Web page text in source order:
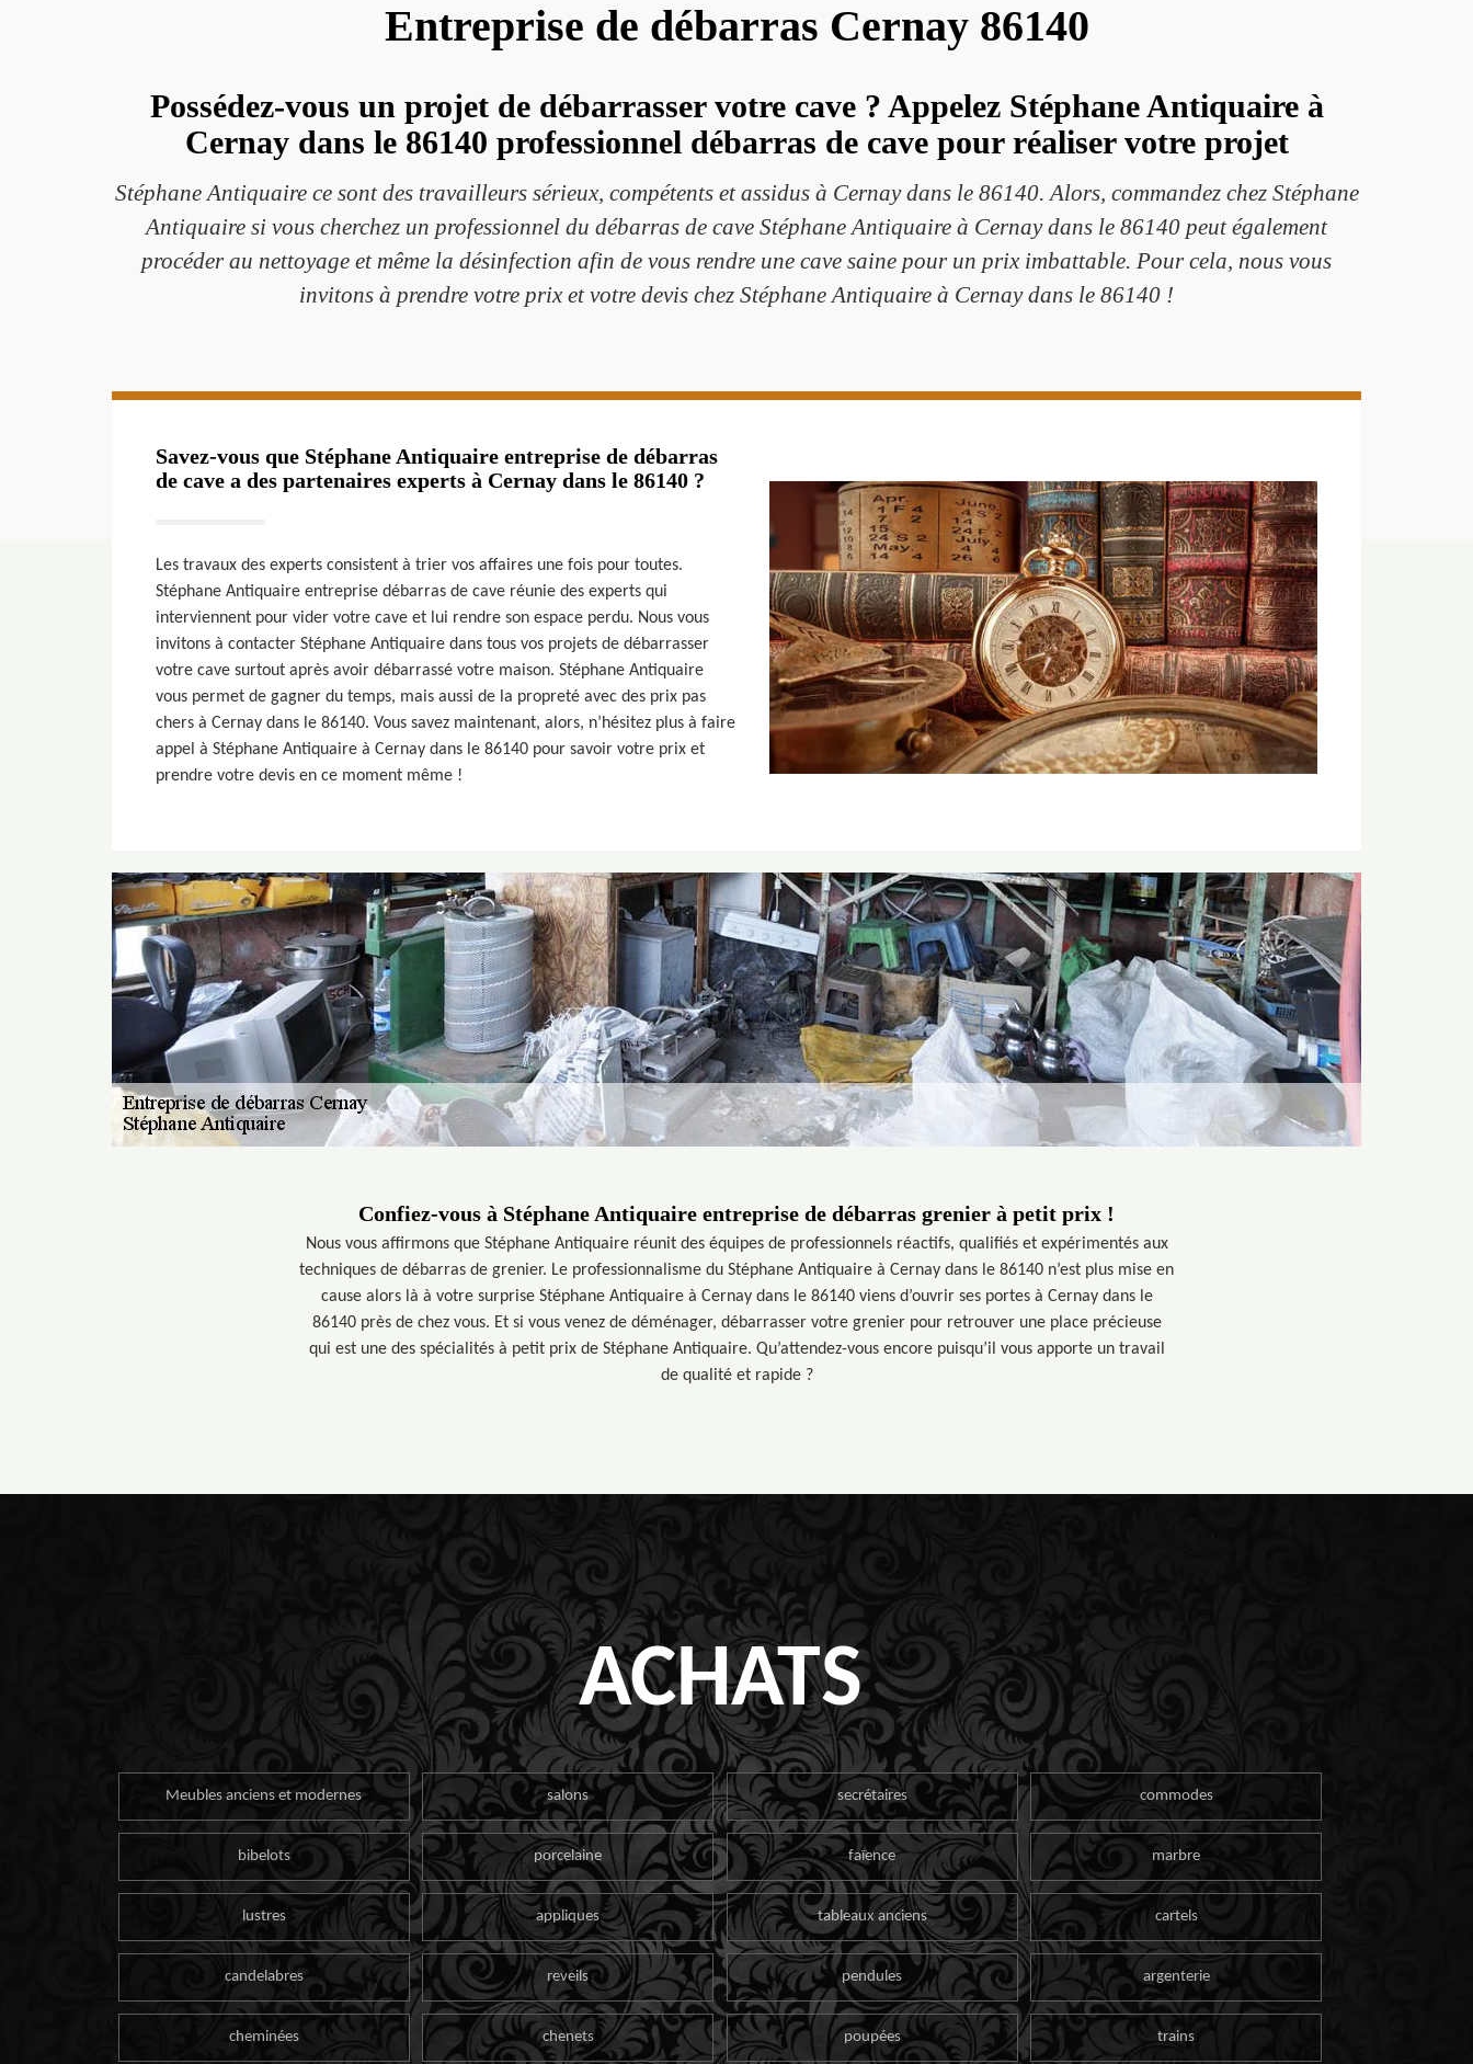
Entreprise de débarras Cernay 86140
Possédez-vous un projet de débarrasser votre cave ? Appelez Stéphane Antiquaire à
Cernay dans le 86140 professionnel débarras de cave pour réaliser votre projet
Stéphane Antiquaire ce sont des travailleurs sérieux, compétents et assidus à Cernay dans le 86140. Alors, commandez chez Stéphane
Antiquaire si vous cherchez un professionnel du débarras de cave Stéphane Antiquaire à Cernay dans le 86140 peut également
procéder au nettoyage et même la désinfection afin de vous rendre une cave saine pour un prix imbattable. Pour cela, nous vous
invitons à prendre votre prix et votre devis chez Stéphane Antiquaire à Cernay dans le 86140 !
Savez-vous que Stéphane Antiquaire entreprise de débarras
de cave a des partenaires experts à Cernay dans le 86140 ?
Les travaux des experts consistent à trier vos affaires une fois pour toutes.
Stéphane Antiquaire entreprise débarras de cave réunie des experts qui
interviennent pour vider votre cave et lui rendre son espace perdu. Nous vous
invitons à contacter Stéphane Antiquaire dans tous vos projets de débarrasser
votre cave surtout après avoir débarrassé votre maison. Stéphane Antiquaire
vous permet de gagner du temps, mais aussi de la propreté avec des prix pas
chers à Cernay dans le 86140. Vous savez maintenant, alors, n’hésitez plus à faire
appel à Stéphane Antiquaire à Cernay dans le 86140 pour savoir votre prix et
prendre votre devis en ce moment même !
Confiez-vous à Stéphane Antiquaire entreprise de débarras grenier à petit prix !
Nous vous affirmons que Stéphane Antiquaire réunit des équipes de professionnels réactifs, qualifiés et expérimentés aux
techniques de débarras de grenier. Le professionnalisme du Stéphane Antiquaire à Cernay dans le 86140 n’est plus mise en
cause alors là à votre surprise Stéphane Antiquaire à Cernay dans le 86140 viens d’ouvrir ses portes à Cernay dans le
86140 près de chez vous. Et si vous venez de déménager, débarrasser votre grenier pour retrouver une place précieuse
qui est une des spécialités à petit prix de Stéphane Antiquaire. Qu’attendez-vous encore puisqu’il vous apporte un travail
de qualité et rapide ?
ACHATS
Meubles anciens et modernes salons secrétaires commodes
bibelots porcelaine faïence marbre
lustres appliques tableaux anciens cartels
candelabres reveils pendules argenterie
cheminées chenets poupées trains